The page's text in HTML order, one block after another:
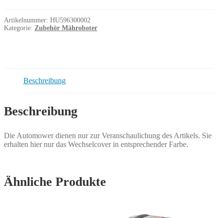
Weiß
Menge
Artikelnummer: HU596300002
Kategorie: Zubehör Mähroboter
Beschreibung
Beschreibung
Die Automower dienen nur zur Veranschaulichung des Artikels. Sie
erhalten hier nur das Wechselcover in entsprechender Farbe.
Ähnliche Produkte